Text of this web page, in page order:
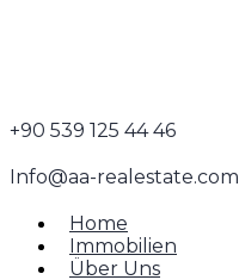
+90 539 125 44 46
Info@aa-realestate.com
Home
Immobilien
Über Uns